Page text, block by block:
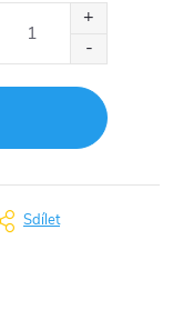
Sdílet